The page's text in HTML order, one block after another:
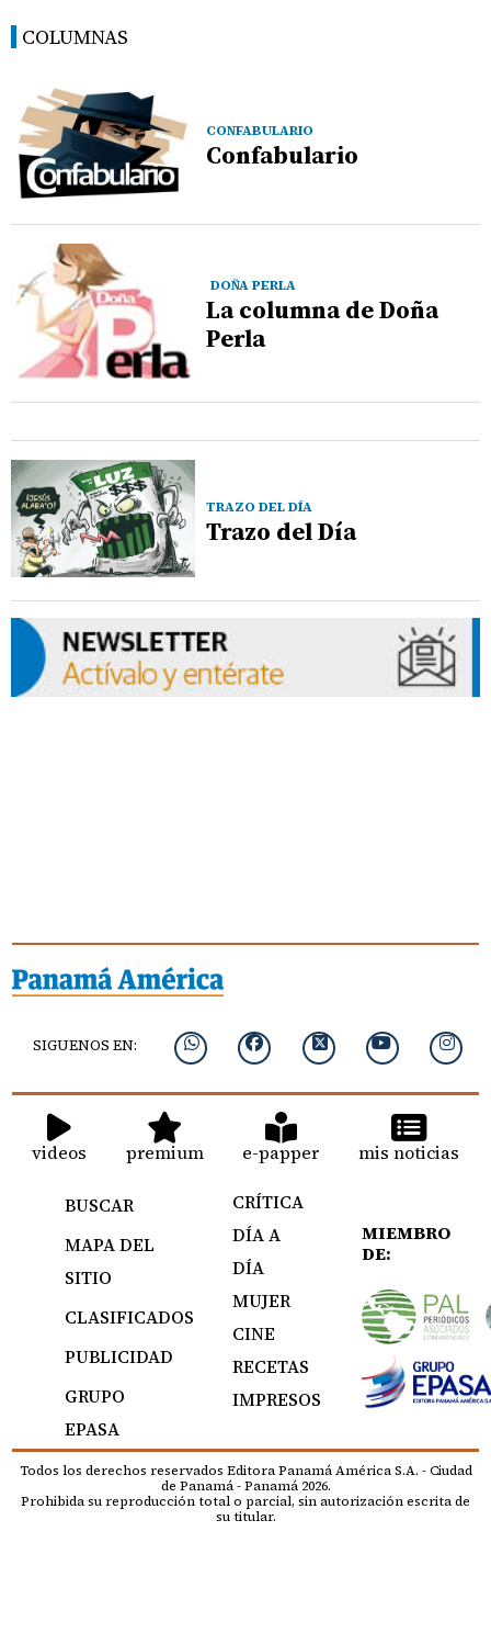
COLUMNAS
CONFABULARIO
Confabulario
DOÑA PERLA
La columna de Doña
Perla
TRAZO DEL DÍA
Trazo del Día
SIGUENOS EN:
videos premium e-papper mis noticias
BUSCAR
MAPA DEL
SITIO
CLASIFICADOS
PUBLICIDAD
GRUPO
EPASA
CRÍTICA
DÍA A
DÍA
MUJER
CINE
RECETAS
IMPRESOS
MIEMBRO
DE:
Todos los derechos reservados Editora Panamá América S.A. - Ciudad
de Panamá - Panamá 2026.
Prohibida su reproducción total o parcial, sin autorización escrita de
su titular.